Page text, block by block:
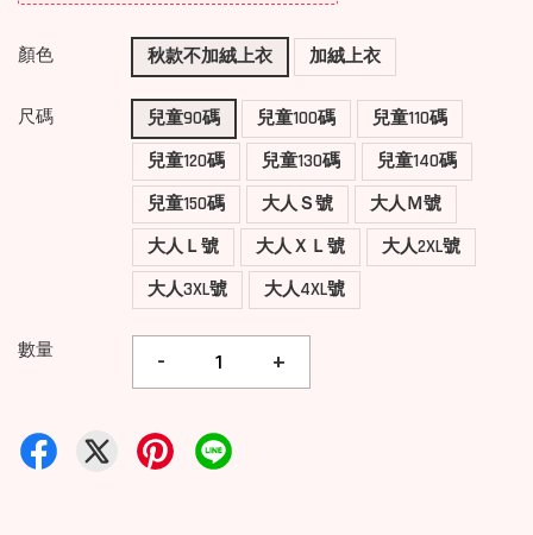
顏色 秋款不加絨上衣 加絨上衣
尺碼 兒童90碼 兒童100碼
兒童110碼
兒童120碼
兒童130碼
兒童140碼
兒童150碼
大人Ｓ號
大人Ｍ號
大人Ｌ號
大人ＸＬ號
大人2XL號
大人3XL號
大人4XL號
數量 - +